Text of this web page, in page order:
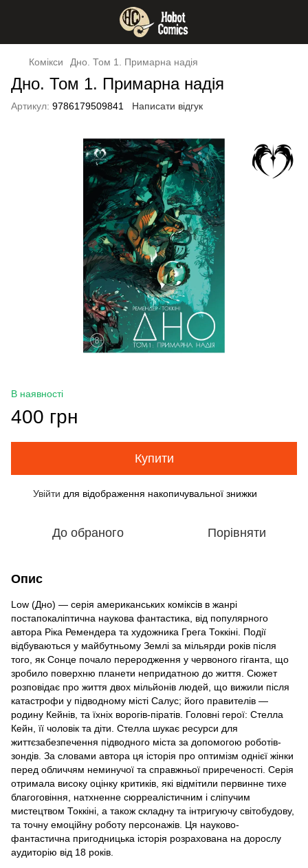
Комікси Дно. Том 1. Примарна надія
Дно. Том 1. Примарна надія
Артикул: 9786179509841 Написати відгук
В наявності
400 грн
Купити
Увійти для відображення накопичувальної знижки
До обраного Порівняти
Опис
Low (Дно) — серія американських коміксів в жанрі
постапокаліптична наукова фантастика, від популярного
автора Ріка Ремендера та художника Грега Токкіні. Події
відбуваються у майбутньому Землі за мільярди років після
того, як Сонце почало переродження у червоного гіганта, що
зробило поверхню планети непридатною до життя. Сюжет
розповідає про життя двох мільйонів людей, що вижили після
катастрофи у підводному місті Салус; його правителів —
родину Кейнів, та їхніх ворогів-піратів. Головні герої: Стелла
Кейн, її чоловік та діти. Стелла шукає ресурси для
життєзабезпечення підводного міста за допомогою роботів-
зондів. За словами автора ця історія про оптимізм однієї жінки
перед обличчям неминучої та справжньої приреченості. Серія
отримала високу оцінку критиків, які відмітили первинне тихе
благоговіння, натхненне сюрреалістичним і сліпучим
мистецтвом Токкіні, а також складну та інтригуючу світобудову,
та точну емоційну роботу персонажів. Ця науково-
фантастична пригодницька історія розрахована на дорослу
аудиторію від 18 років.